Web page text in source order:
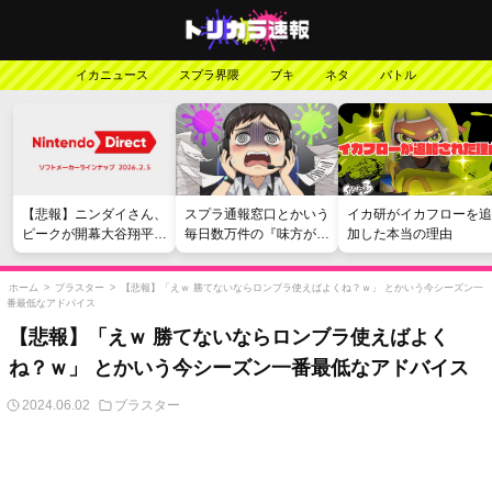
イカニュース スプラ界隈 ブキ ネタ バトル
【悲報】ニンダイさん、
ピークが開幕大谷翔平の
がっかりダイレクトだっ
たと言われてしまう
スプラ通報窓口とかいう
毎日数万件の『味方が弱
い』愚痴を読まされる苦
行
イカ研がイカフローを追
加した本当の理由
ホーム > ブラスター >
【悲報】「えｗ 勝てないならロンブラ使えばよくね？ｗ」 とかいう今シーズン一
番最低なアドバイス
【悲報】「えｗ 勝てないならロンブラ使えばよく
ね？ｗ」 とかいう今シーズン一番最低なアドバイス
2024.06.02 ブラスター